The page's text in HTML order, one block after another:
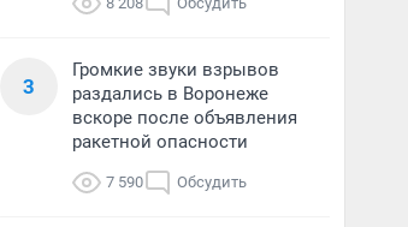
3
Громкие звуки взрывов
раздались в Воронеже
вскоре после объявления
ракетной опасности
7 590 Обсудить